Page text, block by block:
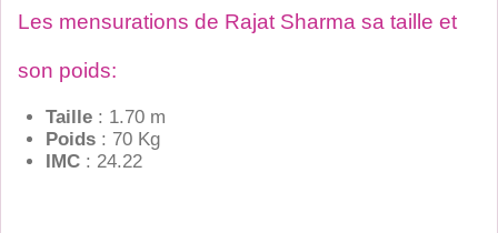
Les mensurations de Rajat Sharma sa taille et
son poids:
Taille : 1.70 m
Poids : 70 Kg
IMC : 24.22